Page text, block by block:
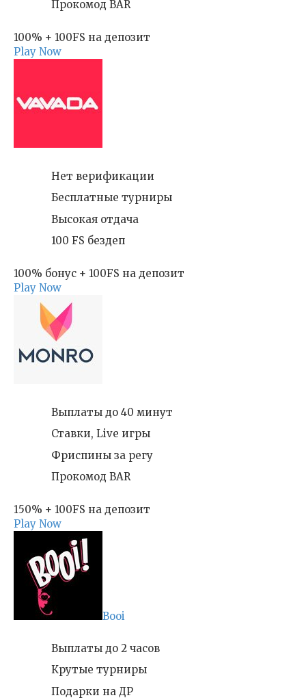
Прокомод BAR
100% + 100FS на депозит
Play Now
Нет верификации
Бесплатные турниры
Высокая отдача
100 FS бездеп
100% бонус + 100FS на депозит
Play Now
Выплаты до 40 минут
Ставки, Live игры
Фриспины за регу
Прокомод BAR
150% + 100FS на депозит
Play Now
Booi
Выплаты до 2 часов
Крутые турниры
Подарки на ДР